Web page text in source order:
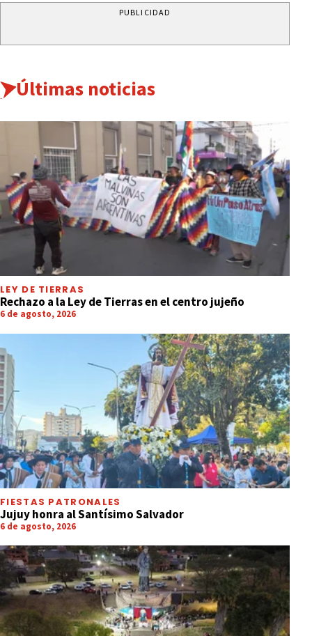
PUBLICIDAD
Últimas noticias
LEY DE TIERRAS
Rechazo a la Ley de Tierras en el centro jujeño
6 de agosto, 2026
FIESTAS PATRONALES
Jujuy honra al Santísimo Salvador
6 de agosto, 2026